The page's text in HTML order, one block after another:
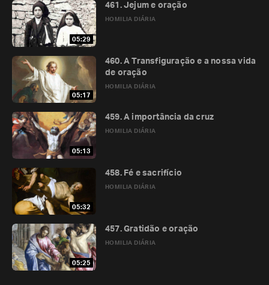
05:29
HOMILIA DIÁRIA
461. Jejum e oração
05:17
HOMILIA DIÁRIA
460. A Transfiguração e a nossa vida
de oração
05:13
HOMILIA DIÁRIA
459. A importância da cruz
05:32
HOMILIA DIÁRIA
458. Fé e sacrifício
05:25
HOMILIA DIÁRIA
457. Gratidão e oração